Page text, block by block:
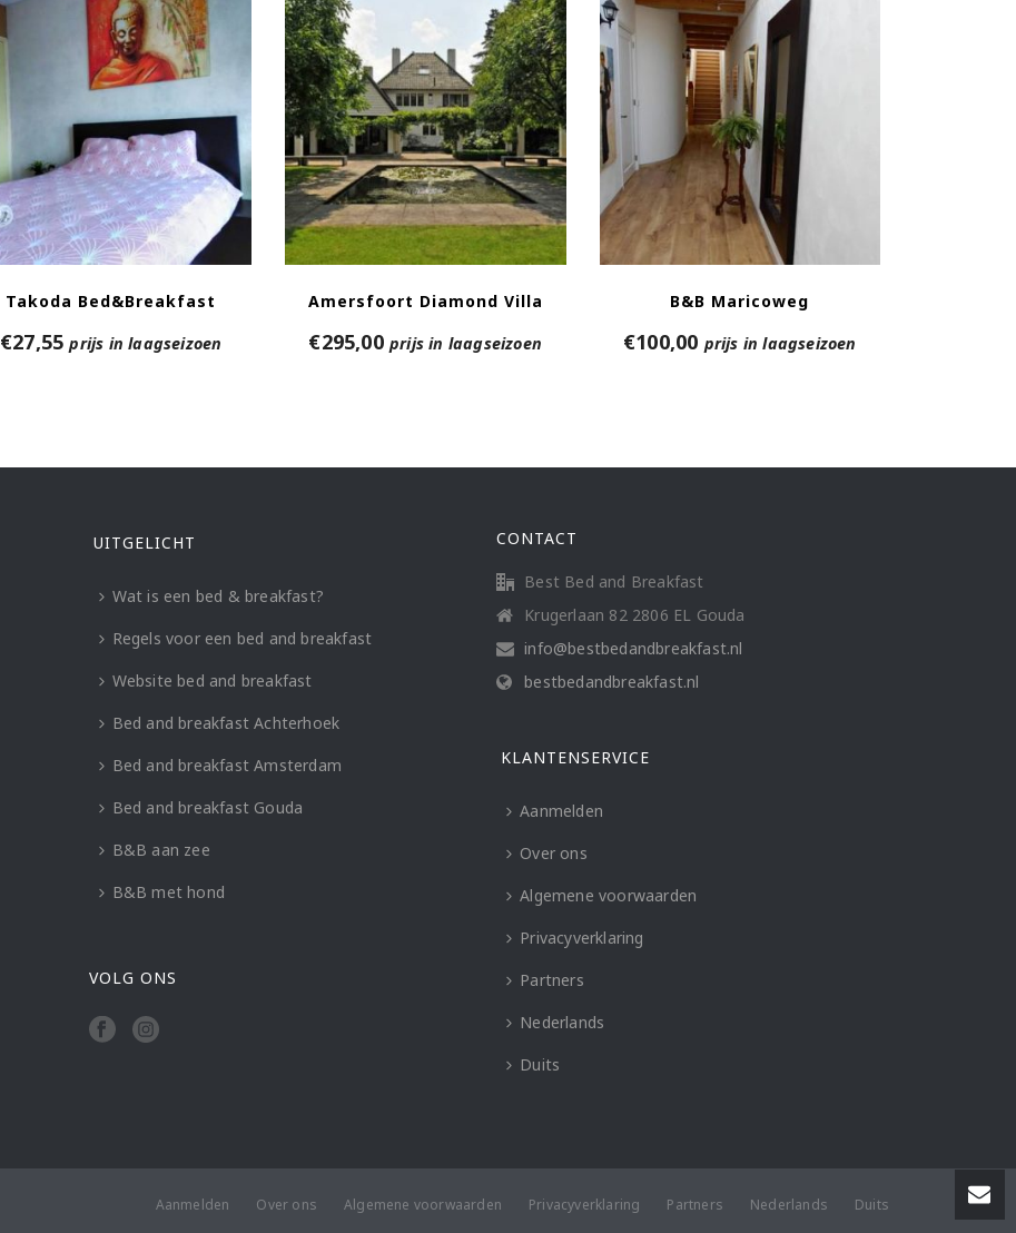
Takoda Bed&Breakfast
€27,55 prijs in laagseizoen
Amersfoort Diamond Villa
€295,00 prijs in laagseizoen
B&B Maricoweg
€100,00 prijs in laagseizoen
UITGELICHT
Wat is een bed & breakfast?
Regels voor een bed and breakfast
Website bed and breakfast
Bed and breakfast Achterhoek
Bed and breakfast Amsterdam
Bed and breakfast Gouda
B&B aan zee
B&B met hond
VOLG ONS
CONTACT
Best Bed and Breakfast
Krugerlaan 82 2806 EL Gouda
info@bestbedandbreakfast.nl
bestbedandbreakfast.nl
KLANTENSERVICE
Aanmelden
Over ons
Algemene voorwaarden
Privacyverklaring
Partners
Nederlands
Duits
Aanmelden Over ons Algemene voorwaarden Privacyverklaring Partners Nederlands Duits